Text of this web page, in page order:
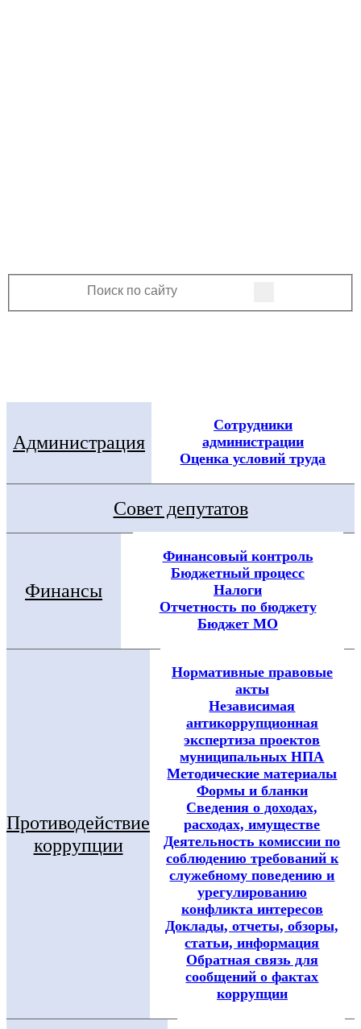
Администрация
Сотрудники
администрации
Оценка условий труда
Совет депутатов
Финансы
Финансовый контроль
Бюджетный процесс
Налоги
Отчетность по бюджету
Бюджет МО
Противодействие
коррупции
Нормативные правовые
акты
Независимая
антикоррупционная
экспертиза проектов
муниципальных НПА
Методические материалы
Формы и бланки
Сведения о доходах,
расходах, имуществе
Деятельность комиссии по
соблюдению требований к
служебному поведению и
урегулированию
конфликта интересов
Доклады, отчеты, обзоры,
статьи, информация
Обратная связь для
сообщений о фактах
коррупции